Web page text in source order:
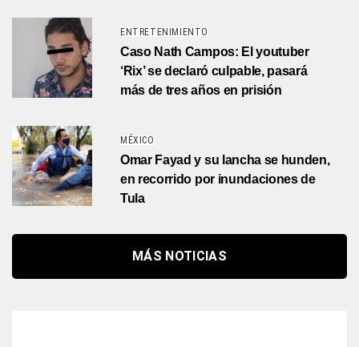
ENTRETENIMIENTO
Caso Nath Campos: El youtuber
‘Rix’ se declaró culpable, pasará
más de tres años en prisión
MÉXICO
Omar Fayad y su lancha se hunden,
en recorrido por inundaciones de
Tula
MÁS NOTICIAS